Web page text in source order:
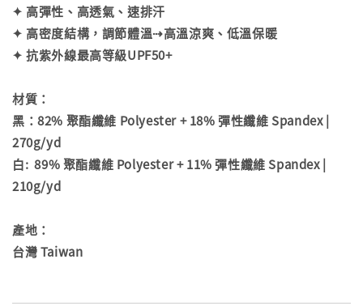
✦ 高彈性、高透氣、速排汗
✦ 高密度結構，調節體溫⇢高溫涼爽、低溫保暖
✦ 抗紫外線最高等級UPF50+
材質：
黑：82% 聚酯纖維 Polyester + 18% 彈性纖維 Spandex |
270g/yd
白: 89% 聚酯纖維 Polyester + 11% 彈性纖維 Spandex |
210g/yd
產地：
台灣 Taiwan